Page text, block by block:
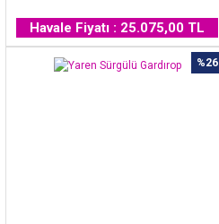
Havale Fiyatı : 25.075,00 TL
%26